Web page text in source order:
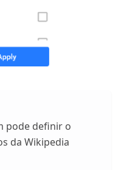
pode definir o
da Wikipedia